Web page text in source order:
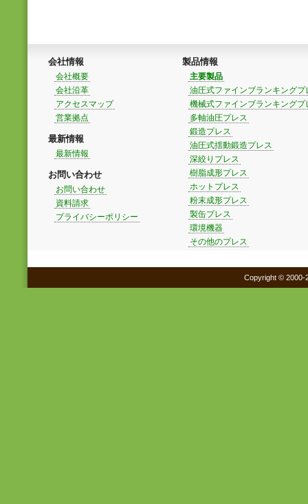
会社情報
会社概要
会社沿革
アクセスマップ
営業拠点
最新情報
最新情報
お問い合わせ
お問い合わせ
資料請求
プライバシーポリシー
製品情報
主要製品
油圧式ファインブランキングプ
機械式ファインブランキングプ
多軸油圧プレス
鍛造プレス
油圧式揺動鍛造プレス
深絞りプレス
樹脂成形プレス
ホットプレス
粉末成形プレス
製缶プレス
環境機器
その他のプレス
Copyright © 2000-